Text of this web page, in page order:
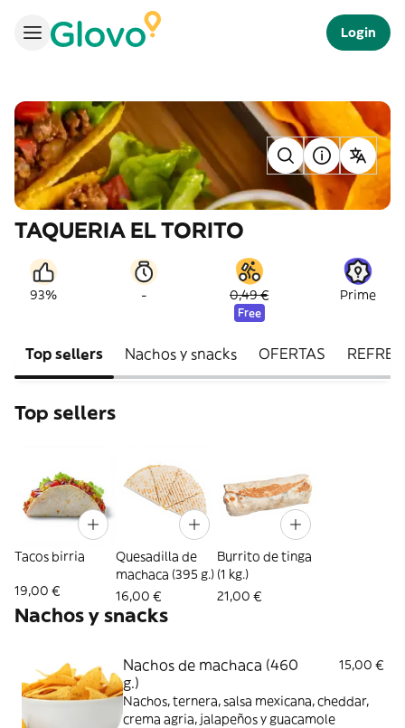
Login
TAQUERIA EL TORITO
93% - 0,49 €
Free
Prime
Top sellers Nachos y snacks OFERTAS
Top sellers
Tacos birria
19,00 €
Quesadilla de
machaca (395 g.)
16,00 €
Burrito de tinga
(1 kg.)
21,00 €
Nachos y snacks
Nachos de machaca (460
g.)
15,00 €
Nachos, ternera, salsa mexicana, cheddar,
crema agria, jalapeños y guacamole